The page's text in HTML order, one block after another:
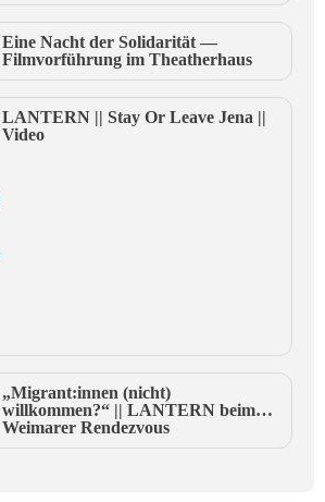
Eine Nacht der Solidarität —
Filmvorführung im Theatherhaus
LANTERN || Stay Or Leave Jena ||
Video
„Migrant:innen (nicht)
willkommen?“ || LANTERN beim
Weimarer Rendezvous